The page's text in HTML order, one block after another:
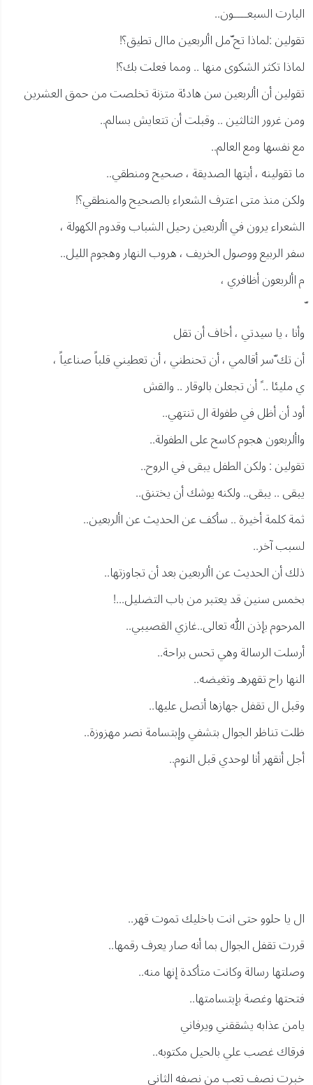
البارت السبعــــون..
تقولين :لماذا تح ّمل األربعين ماال تطيق؟!
لماذا تكثر الشكوى منها .. ومما فعلت بك؟!
تقولين أن األربعين سن هادئة متزنة تخلصت من حمق العشرين
ومن غرور الثالثين .. وقبلت أن تتعايش بسالم..
مع نفسها ومع العالم..
ما تقولينه ، أيتها الصديقة ، صحيح ومنطقي..
ولكن منذ متى اعترف الشعراء بالصحيح والمنطقي؟!
الشعراء يرون في األربعين رحيل الشباب وقدوم الكهولة ،
سفر الربيع ووصول الخريف ، هروب النهار وهجوم الليل..
م األربعون أظافري ،
وأنا ، يا سيدتي ، أخاف أن تقل
أن تك ّسر أقالمي ، أن تحنطني ، أن تعطيني قلباً صناعياً ،
ي مليئا .. ً أن تجعلن بالوقار .. والقش
أود أن أظل في طفولة ال تنتهي..
واألربعون هجوم كاسح على الطفولة..
تقولين : ولكن الطفل يبقى في الروح..
يبقى .. يبقى.. ولكنه يوشك أن يختنق..
ثمة كلمة أخيرة .. سأكف عن الحديث عن األربعين..
لسبب آخر..
ذلك أن الحديث عن األربعين بعد أن تجاوزتها..
بخمس سنين قد يعتبر من باب التضليل...!
المرحوم بإذن الله تعالى..غازي القصيبي..
أرسلت الرسالة وهي تحس براحة..
النها راح تقهرهـ وتغيضه..
وقبل ال تقفل جهازها أتصل عليها..
ظلت تناظر الجوال بتشفي وإبتسامة نصر مهزوزة..
أجل أنقهر أنا لوحدي قبل النوم..
ال يا حلوو حتى انت باخليك تموت قهر..
قررت تقفل الجوال بما أنه صار يعرف رقمها..
وصلتها رسالة وكانت متأكدة إنها منه..
فتحتها وغصة بإبتسامتها..
يامن عذابه يشققني ويرفاني
فرقاك غصب علي بالحيل مكتوبه..
خبرت نصف تعب من نصفه الثاني